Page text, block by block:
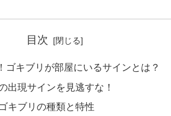
目次
ゴキブリが部屋にいるサインとは？
出現サインを見逃すな！
キブリの種類と特性